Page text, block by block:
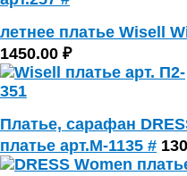
летнее платье Wisell
1450.00 ₽
Платье, сарафан
платье арт.М-1135 #